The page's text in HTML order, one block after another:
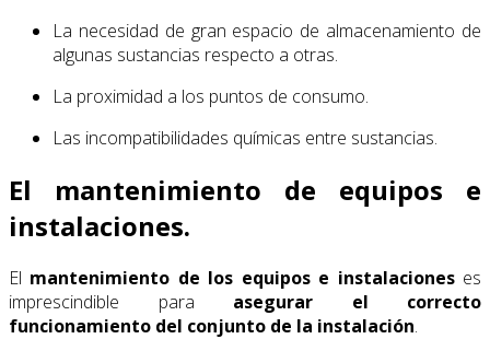
La necesidad de gran espacio de almacenamiento de
algunas sustancias respecto a otras.
La proximidad a los puntos de consumo.
Las incompatibilidades químicas entre sustancias.
El mantenimiento de equipos e
instalaciones.
El mantenimiento de los equipos e instalacioneses
imprescindible para asegurar el
correcto
funcionamiento del conjunto de la instalación.